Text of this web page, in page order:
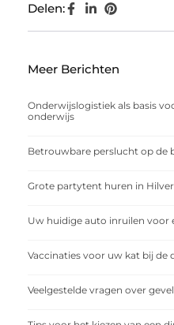
Delen:
Meer Berichten
Onderwijslogistiek als basis
onderwijs
Betrouwbare perslucht op de
Grote partytent huren in
Uw huidige auto inruilen voor
Vaccinaties voor uw kat bij de
Veelgestelde vragen over